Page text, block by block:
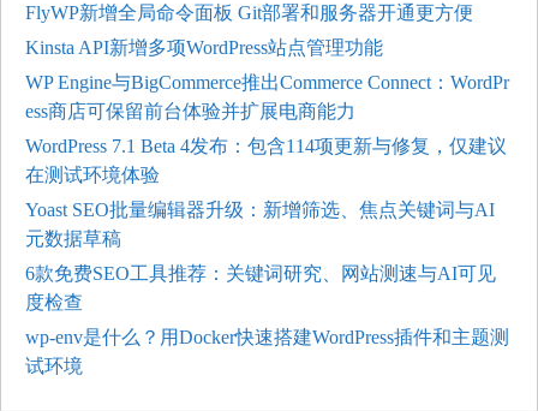
FlyWP新增全局命令面板 Git部署和服务器开通更方便
Kinsta API新增多项WordPress站点管理功能
WP Engine与BigCommerce推出Commerce Connect：WordPr
ess商店可保留前台体验并扩展电商能力
WordPress 7.1 Beta 4发布：包含114项更新与修复，仅建议
在测试环境体验
Yoast SEO批量编辑器升级：新增筛选、焦点关键词与AI
元数据草稿
6款免费SEO工具推荐：关键词研究、网站测速与AI可见
度检查
wp-env是什么？用Docker快速搭建WordPress插件和主题测
试环境